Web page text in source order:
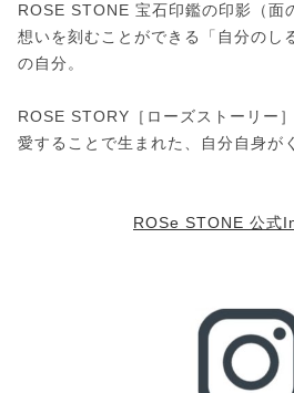
ROSE STONE 宝石印鑑の印影（面
想いを刻むことができる「自分のし
の自分。
ROSE STORY［ローズストーリー
愛することで生まれた、自分自身が
ROSe STONE 公式